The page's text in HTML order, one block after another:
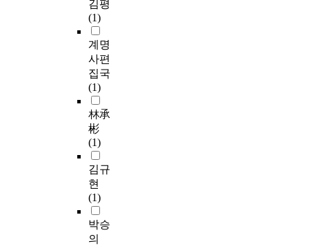
김평
(1)
계명
사편
집국
(1)
林承
彬
(1)
김규
현
(1)
박승
의